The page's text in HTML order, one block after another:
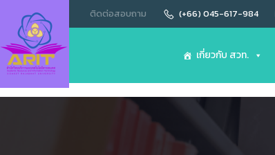
ติดต่อสอบถาม (+66) 045-617-984
เกี่ยวกับ สวท.